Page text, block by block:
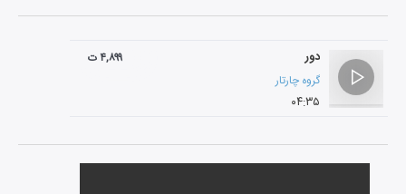
دور
گروه چارتار
۰۴:۳۵
۴,۸۹۹ ت